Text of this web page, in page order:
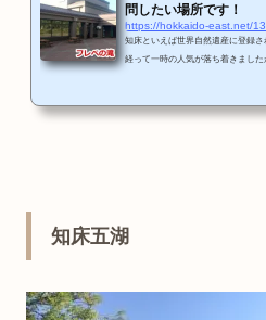
問したい場所です！
https://hokkaido-east.net/
知床といえば世界自然遺産に登録
経って一時の人気が落ち着きまし
岩宇別５３１0152-24-2114休館日
知床五湖